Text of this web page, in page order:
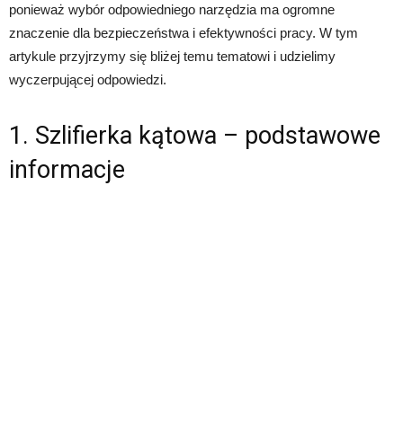
ponieważ wybór odpowiedniego narzędzia ma ogromne
znaczenie dla bezpieczeństwa i efektywności pracy. W tym
artykule przyjrzymy się bliżej temu tematowi i udzielimy
wyczerpującej odpowiedzi.
1. Szlifierka kątowa – podstawowe
informacje